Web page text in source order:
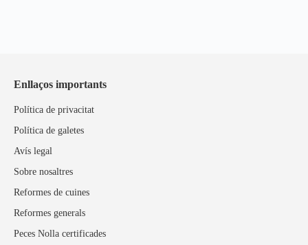
Enllaços importants
Política de privacitat
Política de galetes
Avís legal
Sobre nosaltres
Reformes de cuines
Reformes generals
Peces Nolla certificades